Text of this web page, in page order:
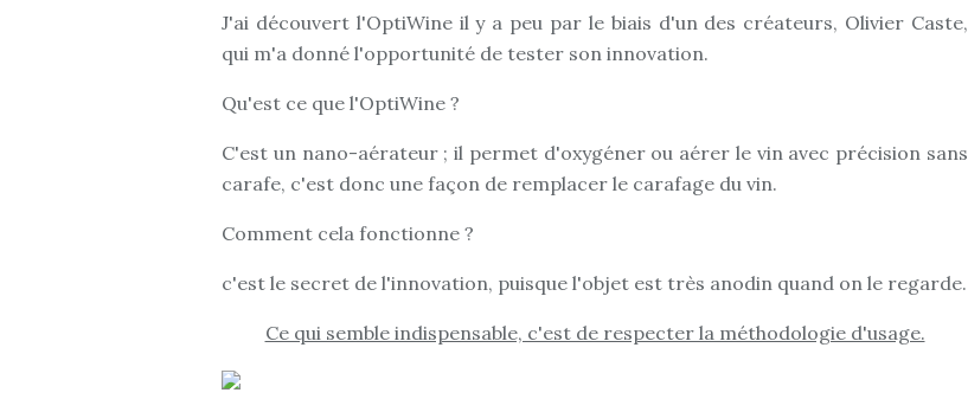
J'ai découvert l'OptiWine il y a peu par le biais d'un des créateurs, Olivier Caste,
qui m'a donné l'opportunité de tester son innovation.
Qu'est ce que l'OptiWine ?
C'est un nano-aérateur ; il permet d'oxygéner ou aérer le vin avec précision sans
carafe, c'est donc une façon de remplacer le carafage du vin.
Comment cela fonctionne ?
c'est le secret de l'innovation, puisque l'objet est très anodin quand on le regarde.
Ce qui semble indispensable, c'est de respecter la méthodologie d'usage.